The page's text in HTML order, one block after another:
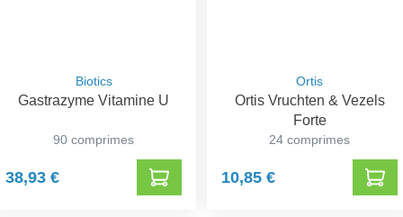
Biotics
Gastrazyme Vitamine U
90 comprimes
38,93 €
Ortis
Ortis Vruchten & Vezels
Forte
24 comprimes
10,85 €